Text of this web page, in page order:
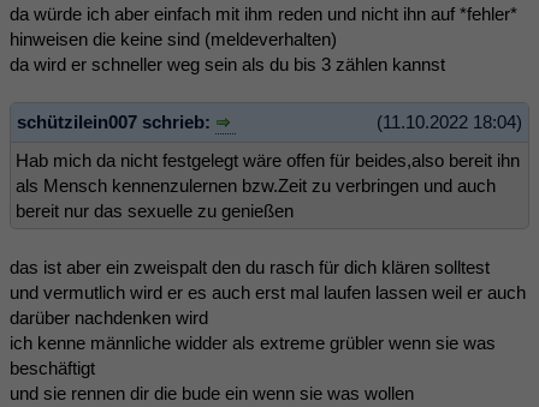
da würde ich aber einfach mit ihm reden und nicht ihn auf *fehler*
hinweisen die keine sind (meldeverhalten)
da wird er schneller weg sein als du bis 3 zählen kannst
(11.10.2022 18:04)
schützilein007 schrieb:
Hab mich da nicht festgelegt wäre offen für beides,also bereit ihn
als Mensch kennenzulernen bzw.Zeit zu verbringen und auch
bereit nur das sexuelle zu genießen
das ist aber ein zweispalt den du rasch für dich klären solltest
und vermutlich wird er es auch erst mal laufen lassen weil er auch
darüber nachdenken wird
ich kenne männliche widder als extreme grübler wenn sie was
beschäftigt
und sie rennen dir die bude ein wenn sie was wollen